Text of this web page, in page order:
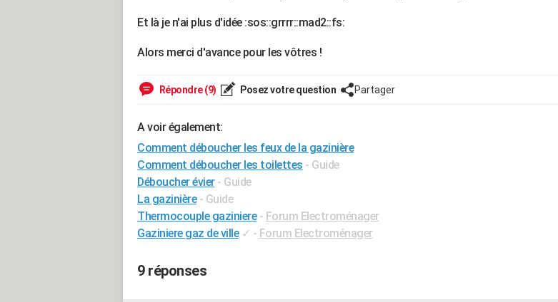
Et là je n'ai plus d'idée :sos::grrrr::mad2::fs:
Alors merci d'avance pour les vôtres !
Répondre (9) Posez votre question Partager
A voir également:
Comment déboucher les feux de la gazinière
Comment déboucher les toilettes - Guide
Déboucher évier - Guide
La gazinière - Guide
Thermocouple gaziniere - Forum Electroménager
Gaziniere gaz de ville ✓ - Forum Electroménager
9 réponses